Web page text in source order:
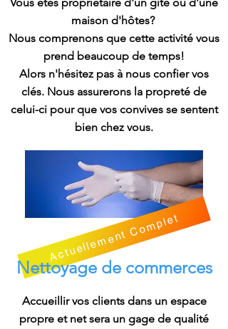
maison d'hôtes?
Nous comprenons que cette activité vous
prend beaucoup de temps!
Alors n'hésitez pas à nous confier vos
clés. Nous assurerons la propreté de
celui-ci pour que vos convives se sentent
bien chez vous.
Actuellement Complet
Nettoyage de commerces
Accueillir vos clients dans un espace
propre et net sera un gage de qualité